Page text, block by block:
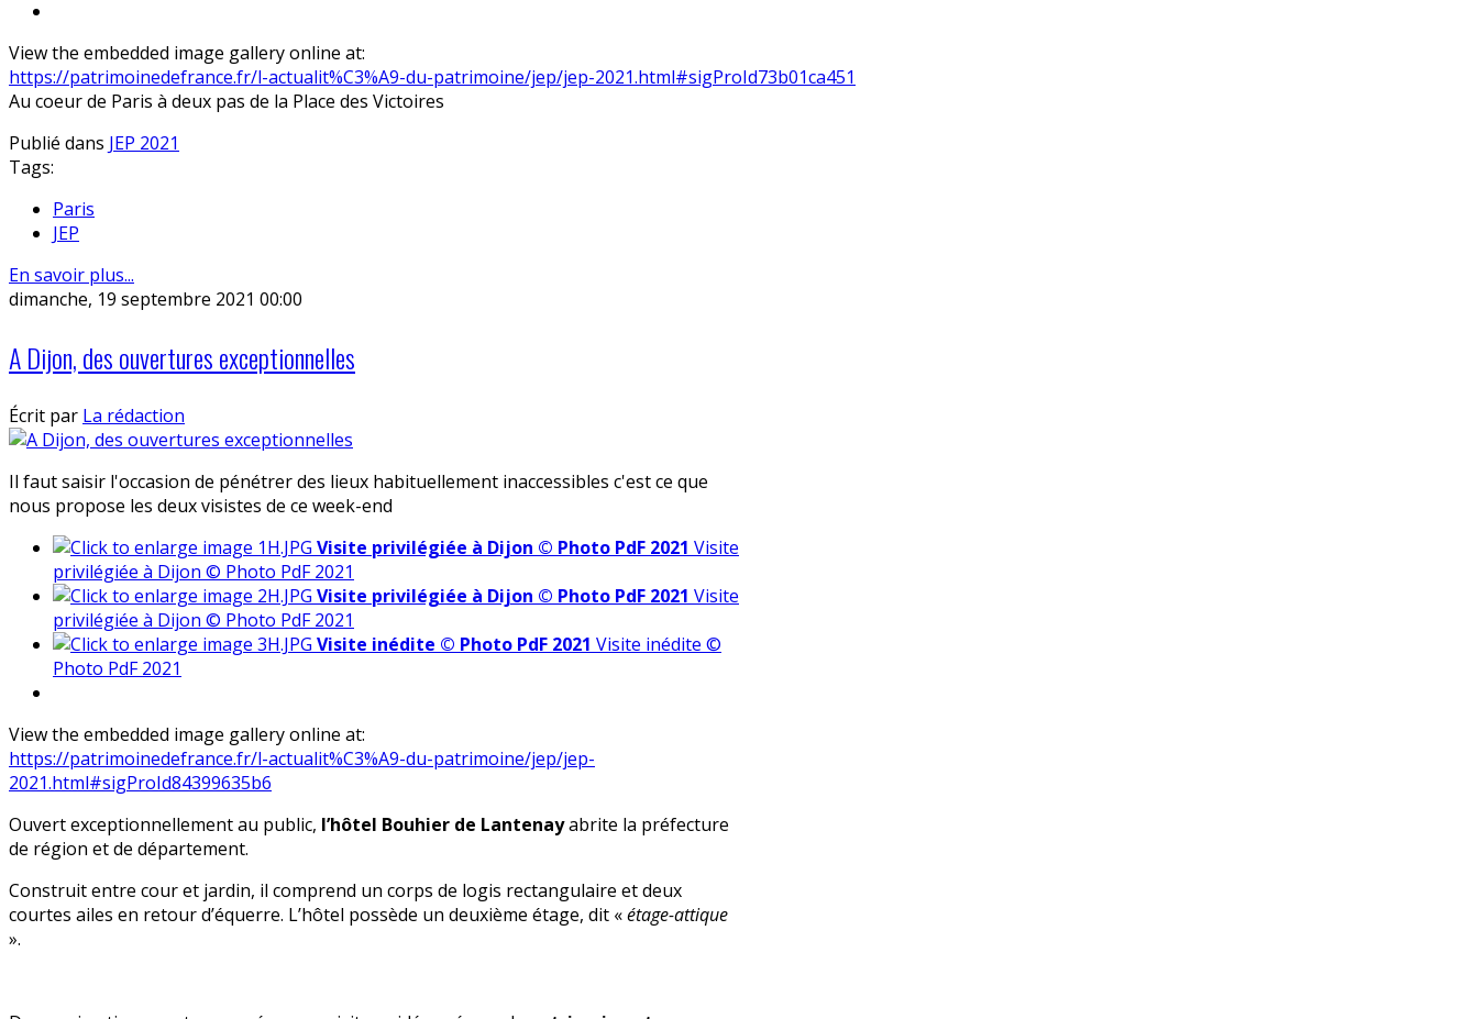
View the embedded image gallery online at:
https://patrimoinedefrance.fr/l-actualit%C3%A9-du-patrimoine/jep/jep-2021.html#sigProId73b01ca451
Au coeur de Paris à deux pas de la Place des Victoires
Publié dans JEP 2021
Tags:
Paris
JEP
En savoir plus...
dimanche, 19 septembre 2021 00:00
A Dijon, des ouvertures exceptionnelles
Écrit par La rédaction
Il faut saisir l'occasion de pénétrer des lieux habituellement inaccessibles c'est ce que
nous propose les deux visistes de ce week-end
Visite privilégiée à Dijon © Photo PdF 2021 Visite
privilégiée à Dijon © Photo PdF 2021
Visite privilégiée à Dijon © Photo PdF 2021 Visite
privilégiée à Dijon © Photo PdF 2021
Visite inédite © Photo PdF 2021 Visite inédite ©
Photo PdF 2021
View the embedded image gallery online at:
https://patrimoinedefrance.fr/l-actualit%C3%A9-du-patrimoine/jep/jep-
2021.html#sigProId84399635b6
Ouvert exceptionnellement au public, l’hôtel Bouhier de Lantenayabrite la préfecture
de région et de département.
Construit entre cour et jardin, il comprend un corps de logis rectangulaire et deux
courtes ailes en retour d’équerre. L’hôtel possède un deuxième étage, dit «étage-attique
».